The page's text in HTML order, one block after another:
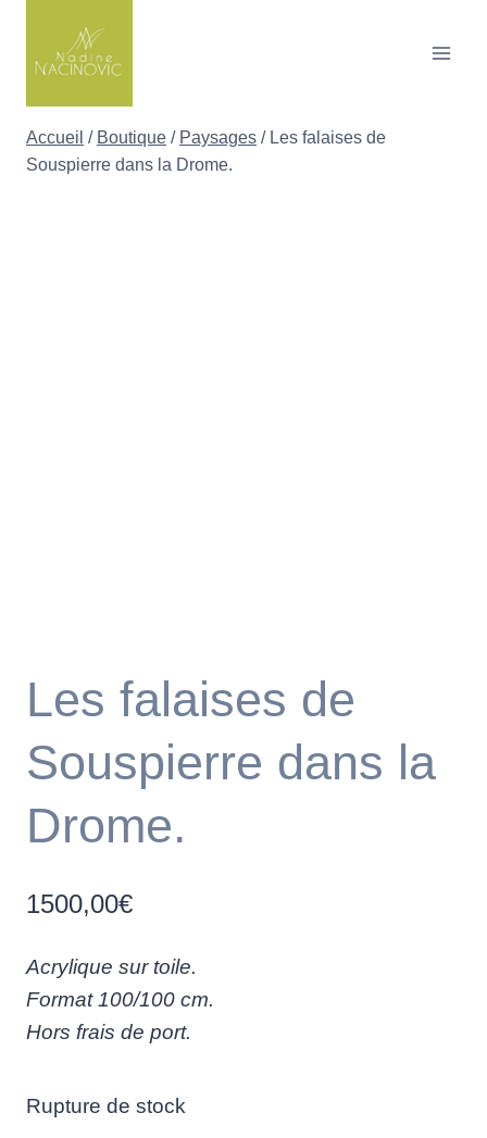
content
Accueil / Boutique / Paysages / Les falaises de
Souspierre dans la Drome.
Les falaises de
Souspierre dans la
Drome.
1500,00€
Acrylique sur toile.
Format 100/100 cm.
Hors frais de port.
Rupture de stock